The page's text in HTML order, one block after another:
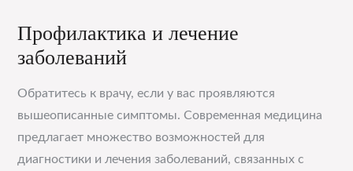
Профилактика и лечение
заболеваний
Обратитесь к врачу, если у вас проявляются
вышеописанные симптомы. Современная медицина
предлагает множество возможностей для
диагностики и лечения заболеваний, связанных с